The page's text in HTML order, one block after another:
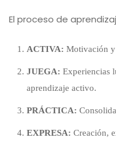
El proceso de
ACTIVA: Motivación
JUEGA: Experiencias
aprendizaje activo.
PRÁCTICA:
EXPRESA: Creación,